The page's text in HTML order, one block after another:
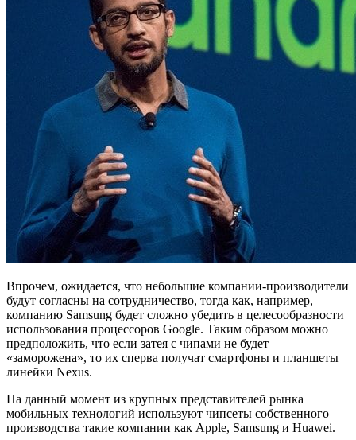
Впрочем, ожидается, что небольшие компании-производители
будут согласны на сотрудничество, тогда как, например,
компанию Samsung будет сложно убедить в целесообразности
использования процессоров Google. Таким образом можно
предположить, что если затея с чипами не будет
«заморожена», то их сперва получат смартфоны и планшеты
линейки Nexus.
На данный момент из крупных представителей рынка
мобильных технологий используют чипсеты собственного
производства такие компании как Apple, Samsung и Huawei.